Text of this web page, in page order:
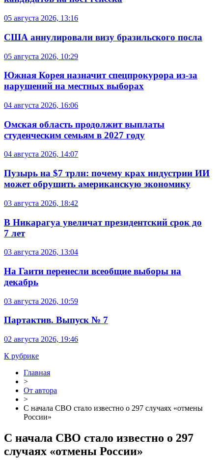
05 августа 2026, 13:16
США аннулировали визу бразильского посла
05 августа 2026, 10:29
Южная Корея назначит спецпрокурора из-за
нарушений на местных выборах
04 августа 2026, 16:06
Омская область продолжит выплаты
студенческим семьям в 2027 году
04 августа 2026, 14:07
Пузырь на $7 трлн: почему крах индустрии ИИ
может обрушить американскую экономику
03 августа 2026, 18:42
В Никарагуа увеличат президентский срок до
7 лет
03 августа 2026, 13:04
На Гаити перенесли всеобщие выборы на
декабрь
03 августа 2026, 10:59
Партактив. Выпуск № 7
02 августа 2026, 19:46
К рубрике
Главная
>
От автора
>
С начала СВО стало известно о 297 случаях «отмены
России»
С начала СВО стало известно о 297
случаях «отмены России»